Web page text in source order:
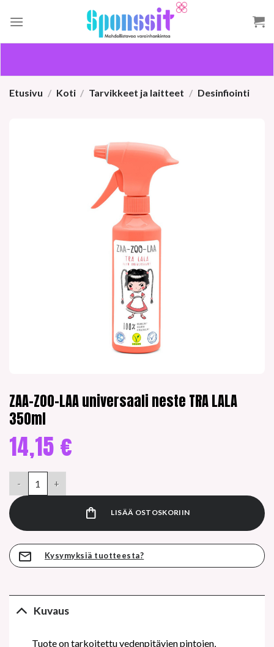
Etusivu / Koti / Tarvikkeet ja laitteet / Desinfiointi
ZAA-ZOO-LAA universaali neste TRA LALA
350ml
14,15 €
LISÄÄ OSTOSKORIIN
Kysymyksiä tuotteesta?
Kuvaus
Tuote on tarkoitettu vedenpitävien pintojen,